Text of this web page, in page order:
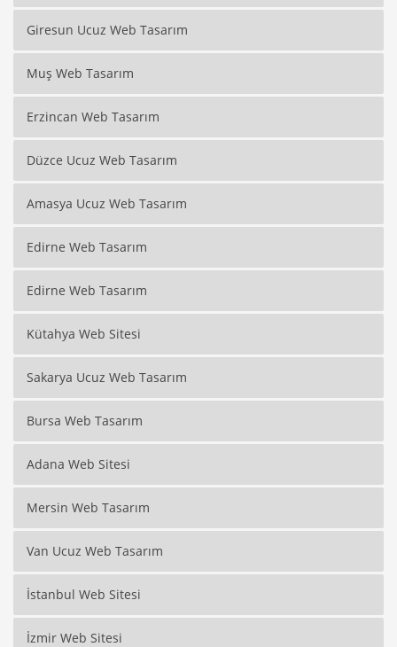
Giresun Ucuz Web Tasarım
Muş Web Tasarım
Erzincan Web Tasarım
Düzce Ucuz Web Tasarım
Amasya Ucuz Web Tasarım
Edirne Web Tasarım
Edirne Web Tasarım
Kütahya Web Sitesi
Sakarya Ucuz Web Tasarım
Bursa Web Tasarım
Adana Web Sitesi
Mersin Web Tasarım
Van Ucuz Web Tasarım
İstanbul Web Sitesi
İzmir Web Sitesi